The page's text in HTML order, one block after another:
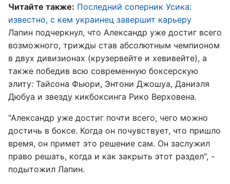
Читайте также: Последний соперник Усика:
известно, с кем украинец завершит карьеру
Лапин подчеркнул, что Александр уже достиг всего
возможного, трижды став абсолютным чемпионом
в двух дивизионах (крузервейте и хевивейте), а
также победив всю современную боксерскую
элиту: Тайсона Фьюри, Энтони Джошуа, Даниэля
Дюбуа и звезду кикбоксинга Рико Верховена.
"Александр уже достиг почти всего, чего можно
достичь в боксе. Когда он почувствует, что пришло
время, он примет это решение сам. Он заслужил
право решать, когда и как закрыть этот раздел", -
подытожил Лапин.